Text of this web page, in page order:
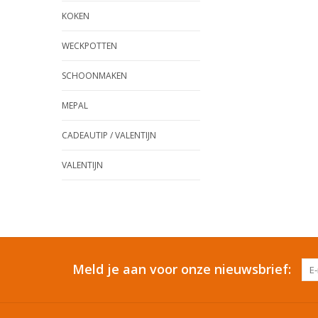
KOKEN
WECKPOTTEN
SCHOONMAKEN
MEPAL
CADEAUTIP / VALENTIJN
VALENTIJN
Meld je aan voor onze nieuwsbrief: